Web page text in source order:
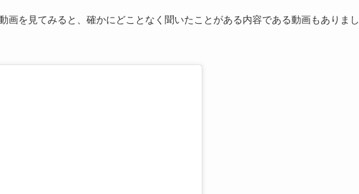
画を見てみると、確かにどことなく聞いたことがある内容である動画もありまし